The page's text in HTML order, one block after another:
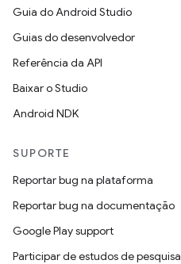
Guia do Android Studio
Guias do desenvolvedor
Referência da API
Baixar o Studio
Android NDK
SUPORTE
Reportar bug na plataforma
Reportar bug na documentação
Google Play support
Participar de estudos de pesquisa